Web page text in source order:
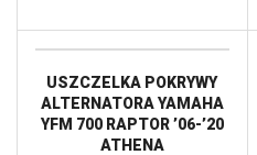
USZCZELKA POKRYWY
ALTERNATORA YAMAHA
YFM 700 RAPTOR ’06-’20
ATHENA